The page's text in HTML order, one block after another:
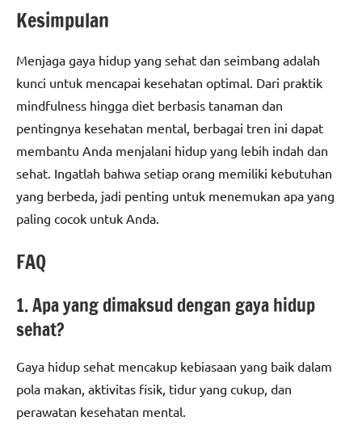
Kesimpulan
Menjaga gaya hidup yang sehat dan seimbang adalah
kunci untuk mencapai kesehatan optimal. Dari praktik
mindfulness hingga diet berbasis tanaman dan
pentingnya kesehatan mental, berbagai tren ini dapat
membantu Anda menjalani hidup yang lebih indah dan
sehat. Ingatlah bahwa setiap orang memiliki kebutuhan
yang berbeda, jadi penting untuk menemukan apa yang
paling cocok untuk Anda.
FAQ
1. Apa yang dimaksud dengan gaya hidup
sehat?
Gaya hidup sehat mencakup kebiasaan yang baik dalam
pola makan, aktivitas fisik, tidur yang cukup, dan
perawatan kesehatan mental.